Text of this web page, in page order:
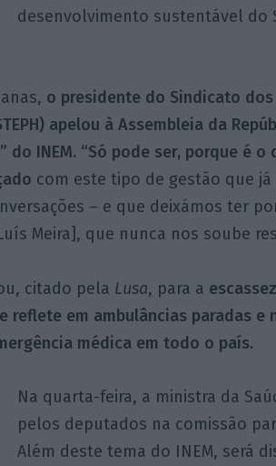
desenvolvimento sustentável do
o presidente do Sindicato dos
apelou à Assembleia da
do INEM. “Só pode ser, porque é
com este tipo de gestão que
– e que deixámos ter
Meira], que nunca nos soube
citado pela Lusa, para a
reflete em ambulâncias paradas e
médica em todo o país.
Na quarta-feira, a ministra da
pelos deputados na comissão
Além deste tema do INEM, será